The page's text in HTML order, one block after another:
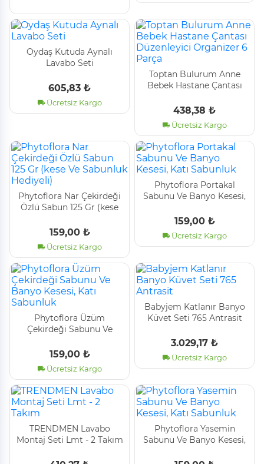
Oydaş Kutuda Aynalı
Lavabo Seti̇
605,83 ₺
Ücretsiz Kargo
Toptan Bulurum Anne
Bebek Hastane Çantası
Parça
438,38 ₺
Ücretsiz Kargo
Phytoflora Nar Çekirdeği
Özlü Sabun 125 Gr (kese
159,00 ₺
Ücretsiz Kargo
Phytoflora Portakal
Sabunu Ve Banyo Kesesi,
159,00 ₺
Ücretsiz Kargo
Phytoflora Üzüm
Çekirdeği Sabunu Ve
Sabunluk
159,00 ₺
Ücretsiz Kargo
Babyjem Katlanır Banyo
Küvet Seti̇ 765 Antrasi̇t
3.029,17 ₺
Ücretsiz Kargo
TRENDMEN Lavabo
Montaj Seti Lmt - 2 Takım
Phytoflora Yasemin
Sabunu Ve Banyo Kesesi,